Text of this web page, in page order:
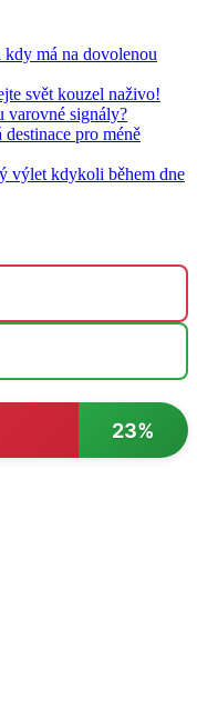
má na dovolenou
svět kouzel naživo!
varovné signály?
pro méně
výlet kdykoli během dne
23%